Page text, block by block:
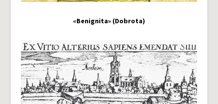
«Benignita» (Dobrota)